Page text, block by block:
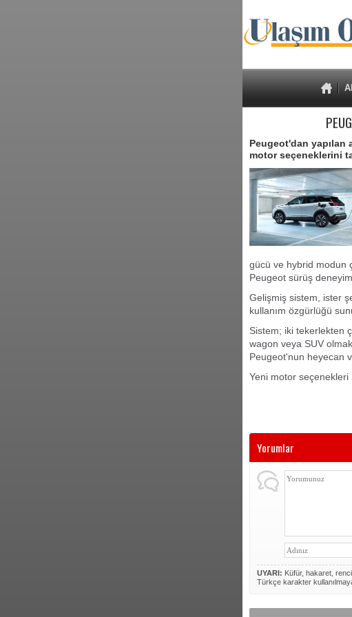
Peugeot'dan
motor seçeneklerini
gücü ve hybrid modun
Peugeot sürüş
Gelişmiş sistem, ister
kullanım özgürlüğü
Sistem; iki tekerlekten
wagon veya SUV
Peugeot'nun heyecan
Yeni motor seçenekleri
Yorumlar
UYARI: Küfür, hakaret,
Türkçe karakter